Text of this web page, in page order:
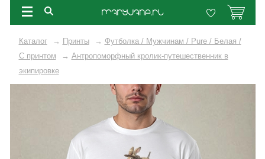
Каталог → Принты → Футболка / Мужчинам / Pure / Белая /
C принтом
→ Антропоморфный кролик-путешественник в
экипировке